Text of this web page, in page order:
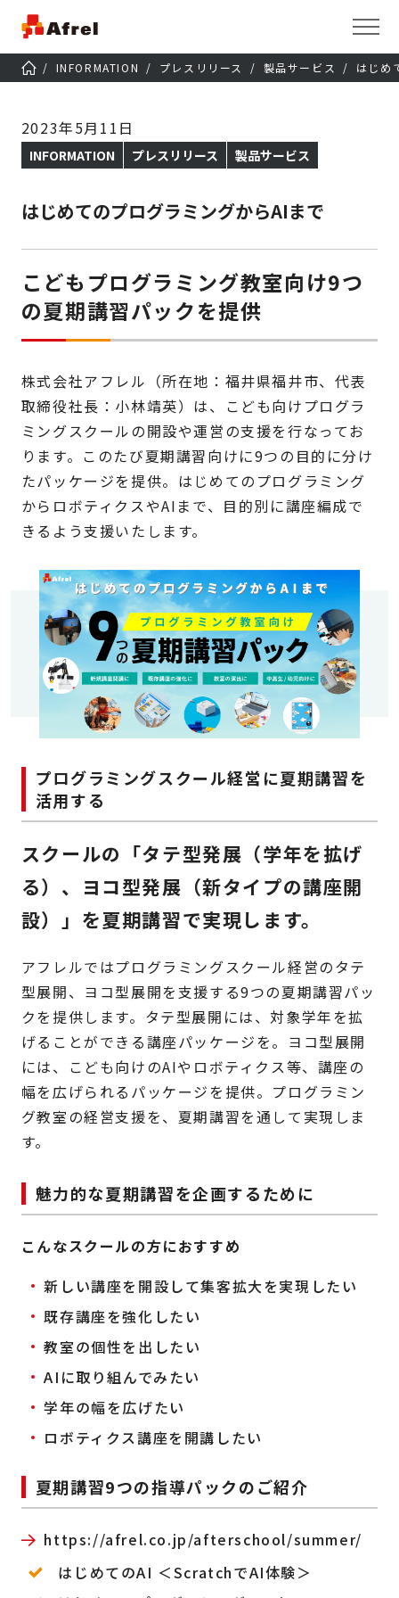
INFORMATION プレスリリース 製品サービス はじめ
2023年5月11日
INFORMATION プレスリリース 製品サービス
はじめてのプログラミングからAIまで
こどもプログラミング教室向け9つ
の夏期講習パックを提供
株式会社アフレル（所在地：福井県福井市、代表
取締役社長：小林靖英）は、こども向けプログラ
ミングスクールの開設や運営の支援を行なってお
ります。このたび夏期講習向けに9つの目的に分け
たパッケージを提供。はじめてのプログラミング
からロボティクスやAIまで、目的別に講座編成で
きるよう支援いたします。
プログラミングスクール経営に夏期講習を
活用する
スクールの「タテ型発展（学年を拡げ
る）、ヨコ型発展（新タイプの講座開
設）」を夏期講習で実現します。
アフレルではプログラミングスクール経営のタテ
型展開、ヨコ型展開を支援する9つの夏期講習パッ
クを提供します。タテ型展開には、対象学年を拡
げることができる講座パッケージを。ヨコ型展開
には、こども向けのAIやロボティクス等、講座の
幅を広げられるパッケージを提供。プログラミン
グ教室の経営支援を、夏期講習を通して実現しま
す。
魅力的な夏期講習を企画するために
こんなスクールの方におすすめ
新しい講座を開設して集客拡大を実現したい
既存講座を強化したい
教室の個性を出したい
AIに取り組んでみたい
学年の幅を広げたい
ロボティクス講座を開講したい
夏期講習9つの指導パックのご紹介
https://afrel.co.jp/afterschool/summer/
はじめてのAI ＜ScratchでAI体験＞